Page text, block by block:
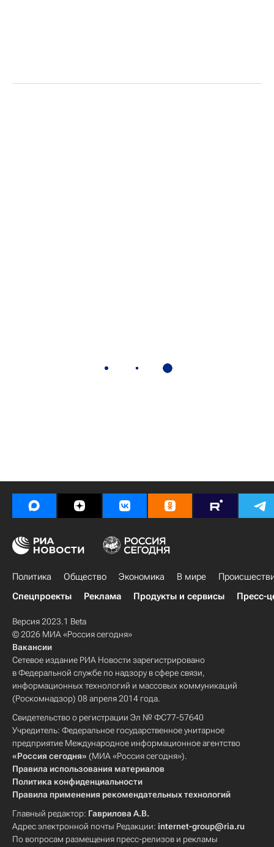
Политика Общество Экономика В мире
Спецпроекты
Реклама Продукты и сервисы Пресс-
Версия 2023.1 Beta
© 2026 МИА «Россия сегодня»
Вакансии
Сетевое издание РИА Новости зарегистрировано
в Федеральной службе по надзору в сфере связи,
информационных технологий и массовых коммуникаций
(Роскомнадзор) 08 апреля 2014 года.
Свидетельство о регистрации Эл № ФС77-57640
Учредитель: Федеральное государственное унитарное
предприятие Международное информационное агентство
«Россия сегодня» (МИА «Россия сегодня»).
Правила использования материалов
Политика конфиденциальности
Правила применения рекомендательных технологий
Главный редактор: Гаврилова А.В.
Адрес электронной почты Редакции: internet-group@ria.ru
По вопросам размещения пресс-релизов и рекламы